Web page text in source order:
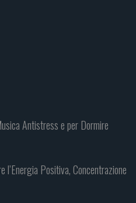
Antistress e per Dormire
l’Energia Positiva, Concentrazione